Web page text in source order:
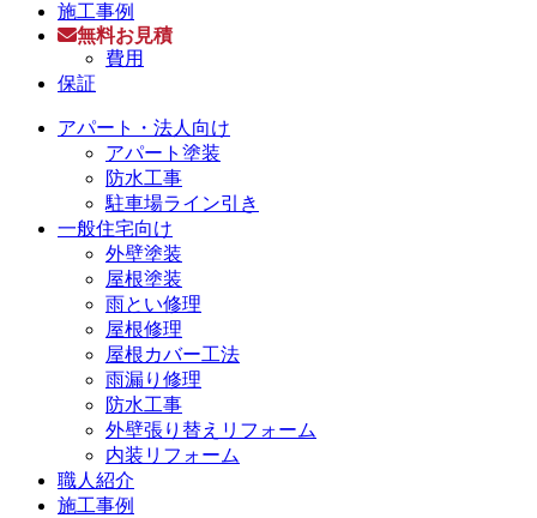
施工事例
無料お見積
費用
保証
アパート・法人向け
アパート塗装
防水工事
駐車場ライン引き
一般住宅向け
外壁塗装
屋根塗装
雨とい修理
屋根修理
屋根カバー工法
雨漏り修理
防水工事
外壁張り替えリフォーム
内装リフォーム
職人紹介
施工事例